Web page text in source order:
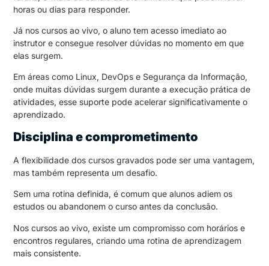
horas ou dias para responder.
Já nos cursos ao vivo, o aluno tem acesso imediato ao
instrutor e consegue resolver dúvidas no momento em que
elas surgem.
Em áreas como Linux, DevOps e Segurança da Informação,
onde muitas dúvidas surgem durante a execução prática de
atividades, esse suporte pode acelerar significativamente o
aprendizado.
Disciplina e comprometimento
A flexibilidade dos cursos gravados pode ser uma vantagem,
mas também representa um desafio.
Sem uma rotina definida, é comum que alunos adiem os
estudos ou abandonem o curso antes da conclusão.
Nos cursos ao vivo, existe um compromisso com horários e
encontros regulares, criando uma rotina de aprendizagem
mais consistente.